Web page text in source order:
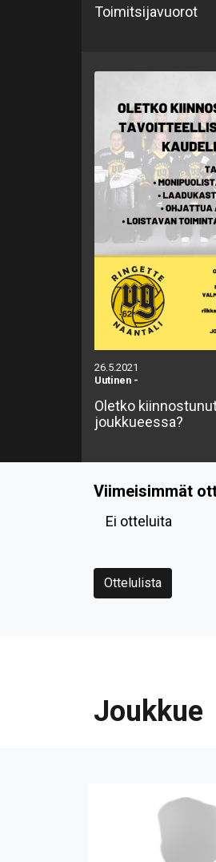
Toimitsijavuorot
26.5.2021
Uutinen -
Oletko
joukkueessa?
Viimeisimmät
Ei otteluita
Ottelulista
Joukkue